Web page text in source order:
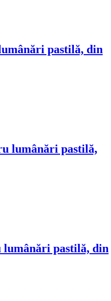
pastilă, din
lumânări pastilă,
lumânări pastilă, din